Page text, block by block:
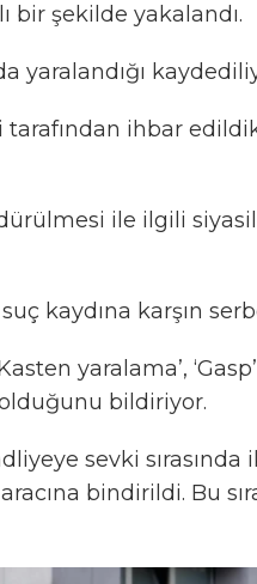
bir şekilde yakalandı.
yaralandığı
tarafından ihbar
ile ilgili
kaydına karşın
yaralama’, ‘Gasp’
bildiriyor.
sevki
bindirildi. Bu